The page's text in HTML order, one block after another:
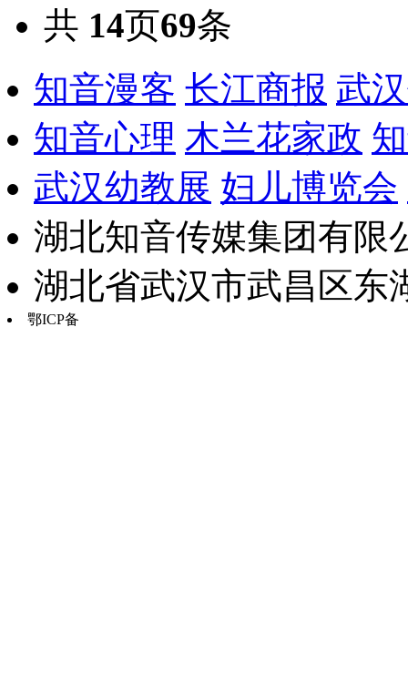
共 14页69条
知音漫客 长江商报 武
知音心理 木兰花家政
武汉幼教展 妇儿博览会
湖北知音传媒集团有限
湖北省武汉市武昌区东
鄂ICP备